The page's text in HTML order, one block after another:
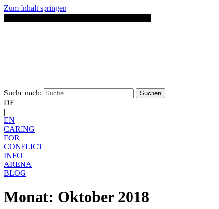
Zum Inhalt springen
Suche nach: Suchen
DE
|
EN
CARING
FOR
CONFLICT
INFO
ARENA
BLOG
Monat: Oktober 2018